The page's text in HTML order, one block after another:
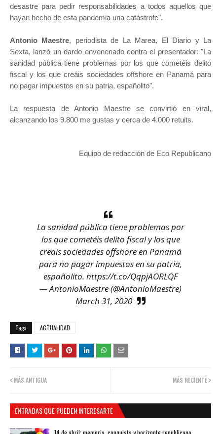
desastre para pedir responsabilidades a todos aquellos que
hayan hecho de esta pandemia una catástrofe".
Antonio Maestre, periodista de La Marea, El Diario y La
Sexta, lanzó un dardo envenenado contra el presentador: "La
sanidad pública tiene problemas por los que cometéis delito
fiscal y los que creáis sociedades offshore en Panamá para
no pagar impuestos en su patria, españolito".
La respuesta de Antonio Maestre se convirtió en viral,
alcanzando los 9.800 me gustas y cerca de 4.000 retuits.
Equipo de redacción de Eco Republicano
La sanidad pública tiene problemas por
los que cometéis delito fiscal y los que
creais sociedades offshore en Panamá
para no pagar impuestos en su patria,
españolito. https://t.co/QqpjAORLQF
— AntonioMaestre (@AntonioMaestre)
March 31, 2020
Tags ACTUALIDAD
MÁS RECIENTE
MÁS ANTIGUA
ENTRADAS QUE PUEDEN INTERESARTE